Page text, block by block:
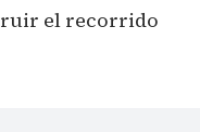
el recorrido